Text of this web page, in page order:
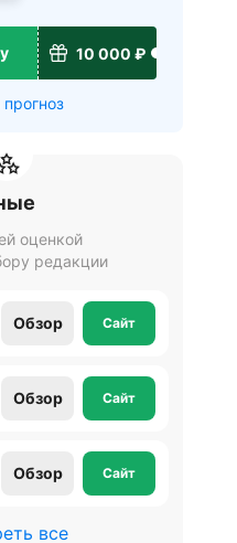
10 000 ₽
прогноз
оценкой
редакции
Обзор Сайт
Обзор Сайт
Обзор Сайт
все